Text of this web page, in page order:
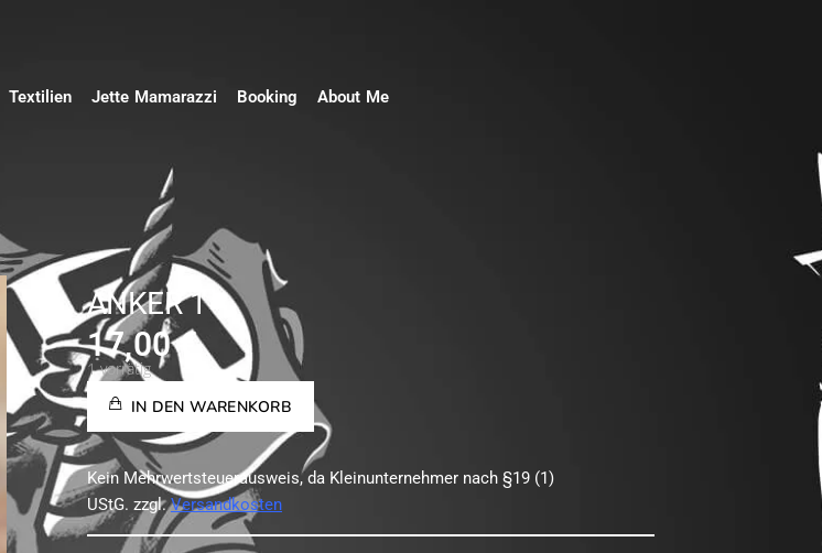
Textilien Jette Mamarazzi Booking About Me
ANKER 1
17,00€
1 vorrätig
IN DEN WARENKORB
Kein Mehrwertsteuerausweis, da Kleinunternehmer nach §19 (1)
UStG. zzgl.Versandkosten